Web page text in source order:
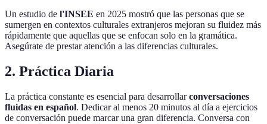
Un estudio de l'INSEE en 2025 mostró que las personas que se
sumergen en contextos culturales extranjeros mejoran su fluidez más
rápidamente que aquellas que se enfocan solo en la gramática.
Asegúrate de prestar atención a las diferencias culturales.
2. Práctica Diaria
La práctica constante es esencial para desarrollarconversaciones
fluidas en español. Dedicar al menos 20 minutos al día a ejercicios
de conversación puede marcar una gran diferencia. Conversa con